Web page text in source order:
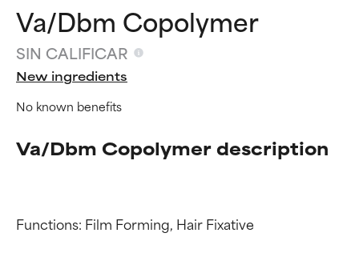
Va/Dbm Copolymer
SIN CALIFICAR
New ingredients
No known benefits
Va/Dbm Copolymer description
Functions: Film Forming, Hair Fixative